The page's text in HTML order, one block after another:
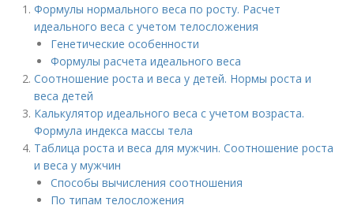
Формулы нормального веса по росту. Расчет
идеального веса с учетом телосложения
Генетические особенности
Формулы расчета идеального веса
Соотношение роста и веса у детей. Нормы роста и
веса детей
Калькулятор идеального веса с учетом возраста.
Формула индекса массы тела
Таблица роста и веса для мужчин. Соотношение роста
и веса у мужчин
Способы вычисления соотношения
По типам телосложения